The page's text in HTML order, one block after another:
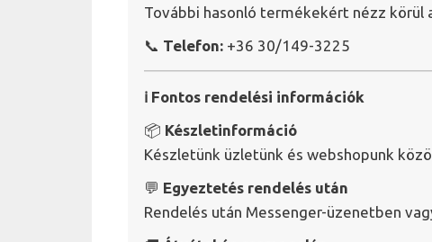
További hasonló termékekért nézz körül
📞 Telefon: +36 30/149-3225
ℹ️ Fontos rendelési információk
📦 Készletinformáció
Készletünk üzletünk és webshopunk
💬 Egyeztetés rendelés után
Rendelés után Messenger-üzenetben